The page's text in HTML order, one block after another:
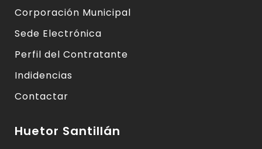
Corporación Municipal
Sede Electrónica
Perfil del Contratante
Indidencias
Contactar
Huetor Santillán